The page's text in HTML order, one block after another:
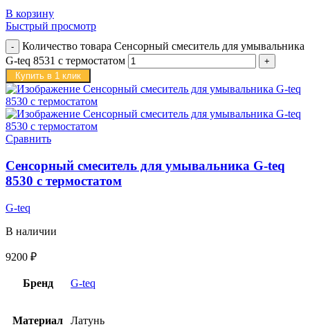
В корзину
Быстрый просмотр
Количество товара Сенсорный смеситель для умывальника
G-teq 8531 с термостатом
Купить в 1 клик
Сравнить
Сенсорный смеситель для умывальника G-teq
8530 с термостатом
G-teq
В наличии
9200 ₽
Бренд G-teq
Материал Латунь